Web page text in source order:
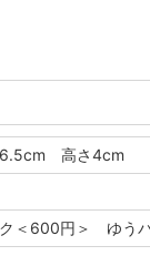
6.5cm 高さ4cm
＜600円＞ ゆう